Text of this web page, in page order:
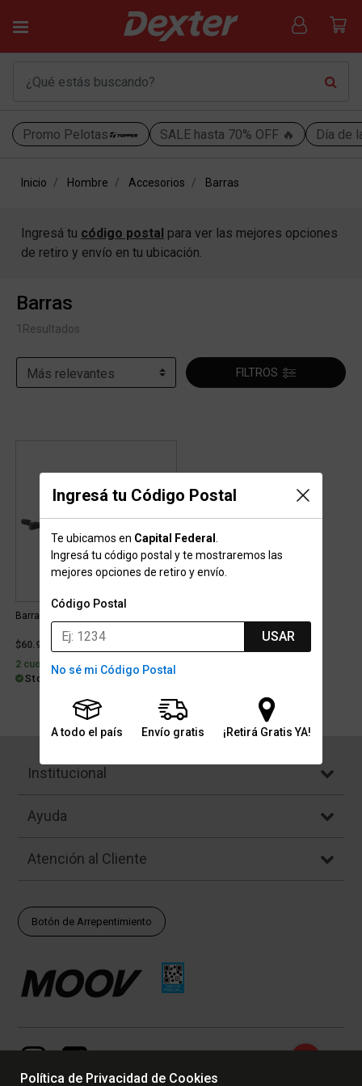
Promo Pelotas SALE hasta 70% OFF 🔥 Día de
Ingresá tu Código Postal
Te ubicamos en Capital Federal
Ingresá tu código postal y te mostraremos las
mejores opciones de retiro y envío.
Código Postal
USAR
No sé mi Código Postal
A todo el país Envío gratis ¡Retirá Gratis YA!
Inicio Hombre Accesorios Barras
Ingresá tu código postal para ver las mejores opciones
de retiro y envío en tu ubicación.
Barras
1 Resultados
FILTROS
Barra Dribbling Multi Training
$60.999
2 cuotas sin interés de $30.500
Stock para retiro/envío
Institucional
Ayuda
Atención al Cliente
Botón de Arrepentimiento
Política de Privacidad de Cookies